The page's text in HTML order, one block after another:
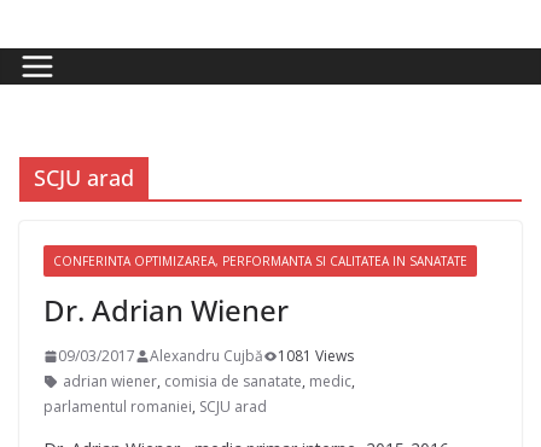
to
content
SCJU arad
CONFERINTA OPTIMIZAREA, PERFORMANTA SI CALITATEA IN SANATATE
Dr. Adrian Wiener
09/03/2017 Alexandru Cujbă
1081 Views
adrian wiener, comisia de sanatate, medic,
parlamentul romaniei, SCJU arad